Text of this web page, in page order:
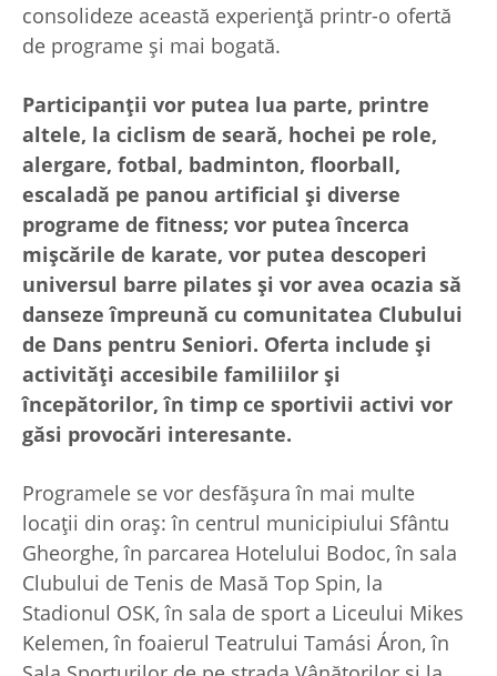
consolideze această experiență printr-o ofertă
de programe și mai bogată.
Participanții vor putea lua parte, printre
altele, la ciclism de seară, hochei pe role,
alergare, fotbal, badminton, floorball,
escaladă pe panou artificial și diverse
programe de fitness; vor putea încerca
mișcările de karate, vor putea descoperi
universul barre pilates și vor avea ocazia să
danseze împreună cu comunitatea Clubului
de Dans pentru Seniori. Oferta include și
activități accesibile familiilor și
începătorilor, în timp ce sportivii activi vor
găsi provocări interesante.
Programele se vor desfășura în mai multe
locații din oraș: în centrul municipiului Sfântu
Gheorghe, în parcarea Hotelului Bodoc, în sala
Clubului de Tenis de Masă Top Spin, la
Stadionul OSK, în sala de sport a Liceului Mikes
Kelemen, în foaierul Teatrului Tamási Áron, în